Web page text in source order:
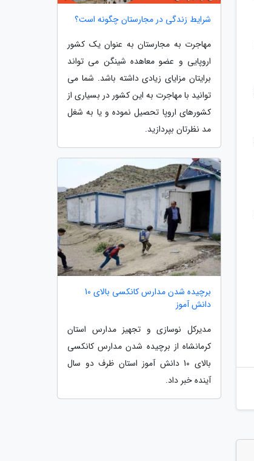
شرایط زندگی در مجارستان چگونه است؟
مهاجرت به مجارستان به عنوان یک کشور
اروپایی و عضو معاهده شینگن می تواند
برایتان مزایای زیادی داشته باشد. شما می
توانید با مهاجرت به این کشور در بسیاری از
کشورهای اروپا تحصیل نموده و یا به شغل
مد نظرتان بپردازید.
برچیده شدن مدارس کانکسی بالای 10
دانش آموز
مدیرکل نوسازی و تجهیز مدارس استان
کرمانشاه از برچیده شدن مدارس کانکسی
بالای 10 دانش آموز استان ظرف دو سال
آینده خبر داد.